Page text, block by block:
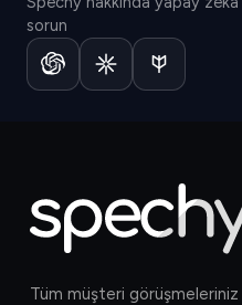
sorun
Tüm müşteri